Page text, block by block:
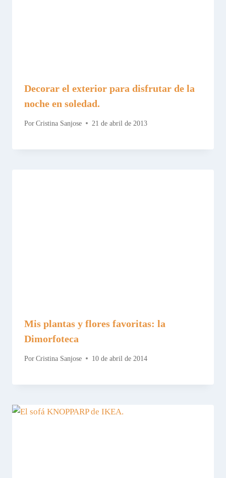
Decorar el exterior para disfrutar de la
noche en soledad.
Por Cristina Sanjose 21 de abril de 2013
Mis plantas y flores favoritas: la
Dimorfoteca
Por Cristina Sanjose 10 de abril de 2014